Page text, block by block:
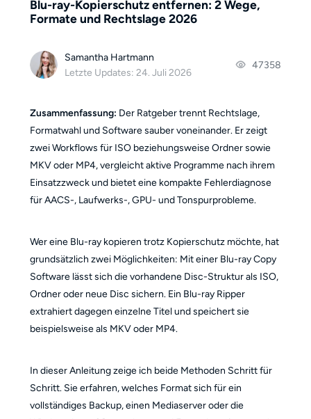
Blu-ray-Kopierschutz entfernen: 2 Wege,
Formate und Rechtslage 2026
Samantha Hartmann
Letzte Updates: 24. Juli 2026
47358
Zusammenfassung: Der Ratgeber trennt Rechtslage,
Formatwahl und Software sauber voneinander. Er zeigt
zwei Workflows für ISO beziehungsweise Ordner sowie
MKV oder MP4, vergleicht aktive Programme nach ihrem
Einsatzzweck und bietet eine kompakte Fehlerdiagnose
für AACS-, Laufwerks-, GPU- und Tonspurprobleme.
Wer eine Blu-ray kopieren trotz Kopierschutz möchte, hat
grundsätzlich zwei Möglichkeiten: Mit einer Blu-ray Copy
Software lässt sich die vorhandene Disc-Struktur als ISO,
Ordner oder neue Disc sichern. Ein Blu-ray Ripper
extrahiert dagegen einzelne Titel und speichert sie
beispielsweise als MKV oder MP4.
In dieser Anleitung zeige ich beide Methoden Schritt für
Schritt. Sie erfahren, welches Format sich für ein
vollständiges Backup, einen Mediaserver oder die